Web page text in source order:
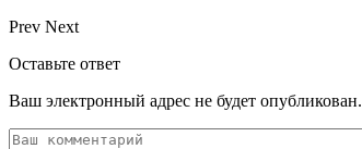
Prev Next
Оставьте ответ
Ваш электронный адрес не будет опубликован.